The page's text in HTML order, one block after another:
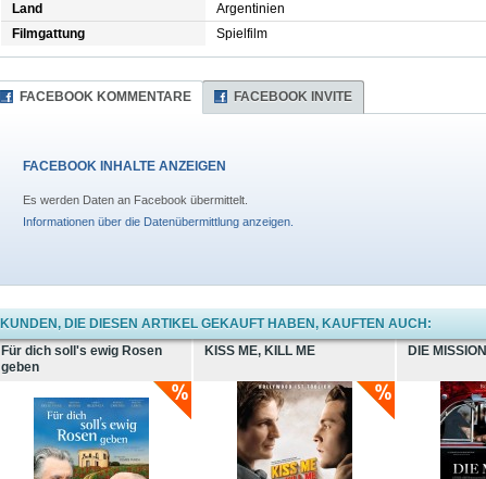
Land
Argentinien
Filmgattung
Spielfilm
FACEBOOK KOMMENTARE FACEBOOK INVITE
FACEBOOK INHALTE ANZEIGEN
Es werden Daten an Facebook übermittelt.
Informationen über die Datenübermittlung anzeigen.
KUNDEN, DIE DIESEN ARTIKEL GEKAUFT HABEN, KAUFTEN AUCH:
Für dich soll's ewig Rosen
geben
KISS ME, KILL ME DIE MISSION